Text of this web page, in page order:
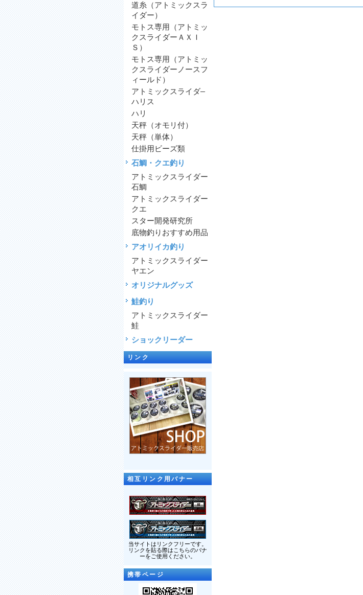
道糸（アトミックスラ
イダー）
モトス専用（アトミッ
クスライダーＡＸＩ
Ｓ）
モトス専用（アトミッ
クスライダーノースフ
ィールド）
アトミックスライダ―
ハリス
ハリ
天秤（オモリ付）
天秤（単体）
仕掛用ビーズ類
石鯛・クエ釣り
アトミックスライダー
石鯛
アトミックスライダー
クエ
スター開発研究所
底物釣りおすすめ用品
アオリイカ釣り
アトミックスライダー
ヤエン
オリジナルグッズ
鮭釣り
アトミックスライダー
鮭
ショックリーダー
リンク
相互リンク用バナー
当サイトはリンクフリーです。
リンクを貼る際はこちらのバナ
ーをご使用ください。
携帯ページ